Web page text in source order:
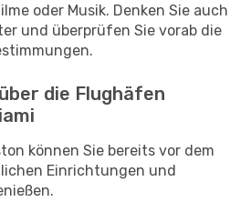
oder Musik. Denken Sie auch
und überprüfen Sie vorab die
die Flughäfen
können Sie bereits vor dem
Einrichtungen und